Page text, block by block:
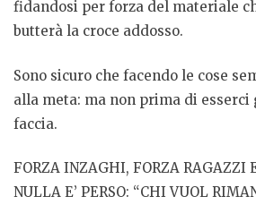
fidandosi per forza del materiale
butterà la croce addosso.
Sono sicuro che facendo le cose
alla meta: ma non prima di
faccia.
FORZA INZAGHI, FORZA RAGAZZI
NULLA E’ PERSO: “CHI VUOL